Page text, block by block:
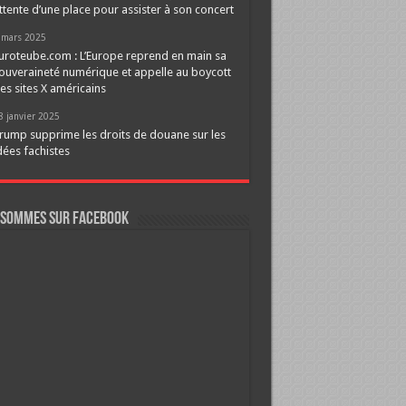
d’une place pour assister à son concert
2025
: L’Europe reprend en main sa
numérique et appelle au boycott
sites X américains
janvier 2025
supprime les droits de douane sur les
fachistes
sur FaceBook